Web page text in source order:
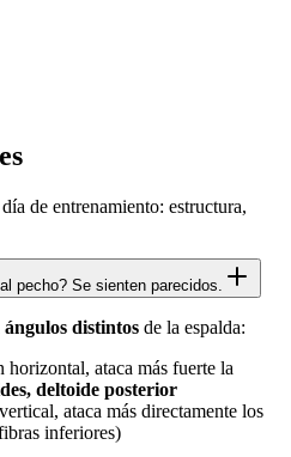
de entrenamiento: estructura,
pecho? Se sienten parecidos.
ángulos distintos de la espalda:
ataca más fuerte la
deltoide posterior
ataca más directamente los
inferiores)